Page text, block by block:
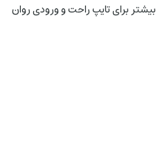
برای تایپ راحت و ورودی روان